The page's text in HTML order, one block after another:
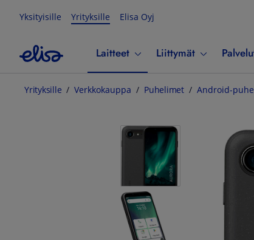
Yksityisille Yrityksille Elisa Oyj
Laitteet Liittymät
Yrityksille Verkkokauppa Puhelimet Android-